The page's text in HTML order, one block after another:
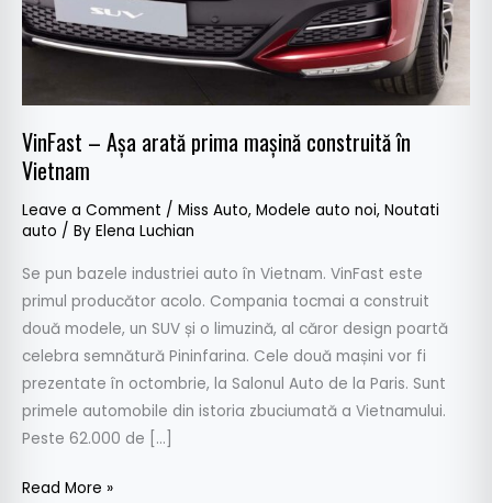
VinFast – Așa arată prima mașină construită în
Vietnam
Leave a Comment / Miss Auto, Modele auto noi, Noutati
auto / By Elena Luchian
Se pun bazele industriei auto în Vietnam. VinFast este
primul producător acolo. Compania tocmai a construit
două modele, un SUV și o limuzină, al căror design poartă
celebra semnătură Pininfarina. Cele două mașini vor fi
prezentate în octombrie, la Salonul Auto de la Paris. Sunt
primele automobile din istoria zbuciumată a Vietnamului.
Peste 62.000 de […]
în
Vietnam
Read More »